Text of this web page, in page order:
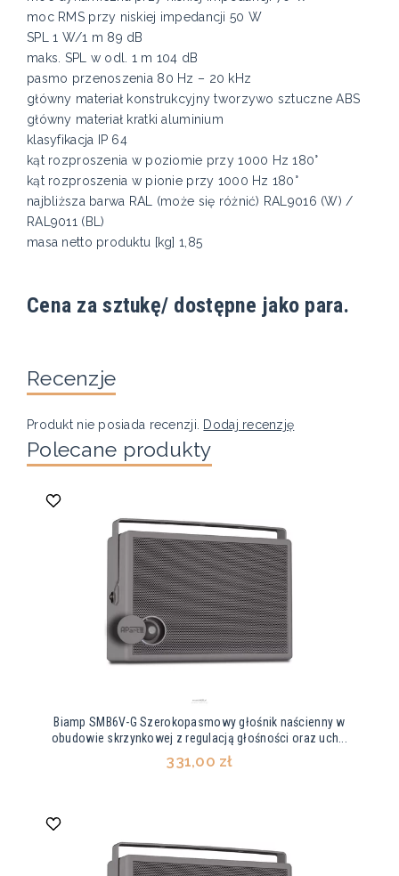
moc RMS przy niskiej impedancji 50 W
SPL 1 W/1 m 89 dB
maks. SPL w odl. 1 m 104 dB
pasmo przenoszenia 80 Hz – 20 kHz
główny materiał konstrukcyjny tworzywo sztuczne ABS
główny materiał kratki aluminium
klasyfikacja IP 64
kąt rozproszenia w poziomie przy 1000 Hz 180°
kąt rozproszenia w pionie przy 1000 Hz 180°
najbliższa barwa RAL (może się różnić) RAL9016 (W) /
RAL9011 (BL)
masa netto produktu [kg] 1,85
Cena za sztukę/ dostępne jako para.
Recenzje
Produkt nie posiada recenzji. Dodaj recenzję
Polecane produkty
Biamp SMB6V-G Szerokopasmowy głośnik naścienny w
obudowie skrzynkowej z regulacją głośności oraz uch...
331,00 zł